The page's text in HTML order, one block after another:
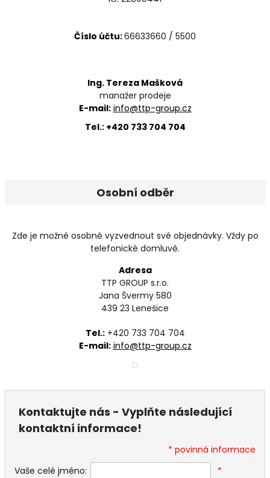
Číslo účtu:66633660 / 5500
Ing. Tereza Mašková
manažer prodeje
E-mail: info@ttp-group.cz
Tel.: +420 733 704 704
Osobní odběr
Zde je možné osobně vyzvednout své objednávky. Vždy po
telefonické domluvě.
Adresa
TTP GROUP s.r.o.
Jana Švermy 580
439 23 Lenešice
Tel.:+420 733 704 704
E-mail: info@ttp-group.cz
Kontaktujte nás - Vyplňte následující
kontaktní informace!
* povinná informace
Vaše celé jméno:
*